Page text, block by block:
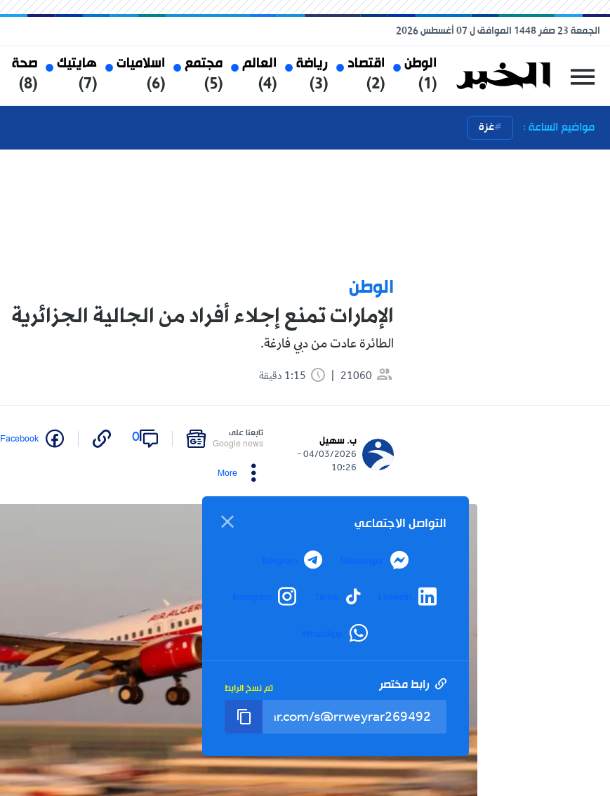
الوطن
(1)
اقتصاد
(2)
رياضة
(3)
العالم
(4)
مجتمع
(5)
اسلاميات
(6)
هايتيك
(7)
صحة
(8)
الجمعة 23 صفر 1448 الموافق ل 07 أغسطس 2026
مواضيع الساعة : غزة
الوطن
الإمارات تمنع إجلاء أفراد من الجالية الجزائرية
الطائرة عادت من دبي فارغة.
21060
ب. سهيل
04/03/2026 -
10:26
تابعنا على
Google news
0
Facebook
More
التواصل الاجتماعي
Messenger
Telegram
LinkedIn
TikTok
Instagram
WhatsApp
رابط مختصر تم نسخ الرابط